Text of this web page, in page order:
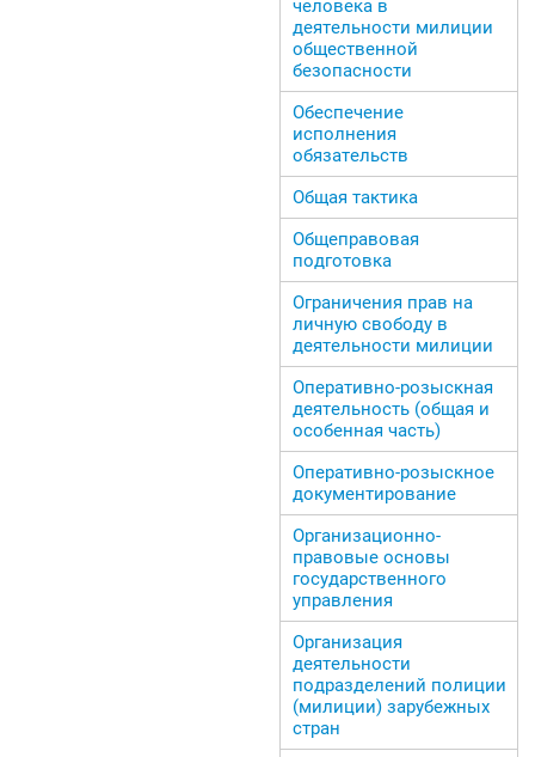
человека в
деятельности милиции
общественной
безопасности
Обеспечение
исполнения
обязательств
Общая тактика
Общеправовая
подготовка
Ограничения прав на
личную свободу в
деятельности милиции
Оперативно-розыскная
деятельность (общая и
особенная часть)
Оперативно-розыскное
документирование
Организационно-
правовые основы
государственного
управления
Организация
деятельности
подразделений полиции
(милиции) зарубежных
стран